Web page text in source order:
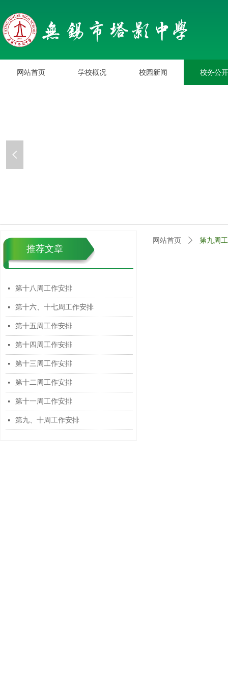
网站首页 学校概况 校园新闻 校务公开
넳
网站首页 ꄲ 第九周
推荐文章
넷 第十八周工作安排
넷 第十六、十七周工作安排
넷 第十五周工作安排
넷 第十四周工作安排
넷 第十三周工作安排
넷 第十二周工作安排
넷 第十一周工作安排
넷 第九、十周工作安排